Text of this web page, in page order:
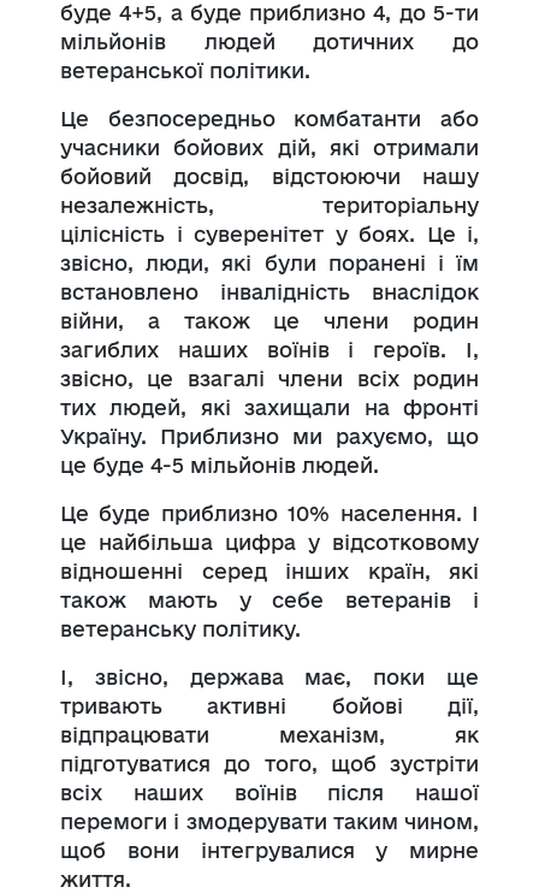
буде 4+5, а буде приблизно 4, до 5-ти
мільйонів людей дотичних до
ветеранської політики.
Це безпосередньо комбатанти або
учасники бойових дій, які отримали
бойовий досвід, відстоюючи нашу
незалежність, територіальну
цілісність і суверенітет у боях. Це і,
звісно, люди, які були поранені і їм
встановлено інвалідність внаслідок
війни, а також це члени родин
загиблих наших воїнів і героїв. І,
звісно, це взагалі члени всіх родин
тих людей, які захищали на фронті
Україну. Приблизно ми рахуємо, що
це буде 4-5 мільйонів людей.
Це буде приблизно 10% населення. І
це найбільша цифра у відсотковому
відношенні серед інших країн, які
також мають у себе ветеранів і
ветеранську політику.
І, звісно, держава має, поки ще
тривають активні бойові дії,
відпрацювати механізм, як
підготуватися до того, щоб зустріти
всіх наших воїнів після нашої
перемоги і змодерувати таким чином,
щоб вони інтегрувалися у мирне
життя.